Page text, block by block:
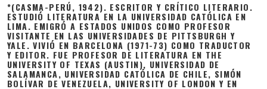
*(CASMA-PERÚ, 1942). ESCRITOR Y CRÍTICO LITERARIO.
ESTUDIÓ LITERATURA EN LA UNIVERSIDAD CATÓLICA EN
LIMA. EMIGRÓ A ESTADOS UNIDOS COMO PROFESOR
VISITANTE EN LAS UNIVERSIDADES DE PITTSBURGH Y
YALE. VIVIÓ EN BARCELONA (1971-73) COMO TRADUCTOR
Y EDITOR. FUE PROFESOR DE LITERATURA EN THE
UNIVERSITY OF TEXAS (AUSTIN), UNIVERSIDAD DE
SALAMANCA, UNIVERSIDAD CATÓLICA DE CHILE, SIMÓN
BOLÍVAR DE VENEZUELA, UNIVERSITY OF LONDON Y EN